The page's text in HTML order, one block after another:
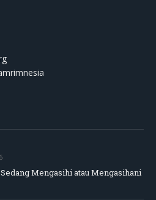
Mengasihi atau Mengasihani